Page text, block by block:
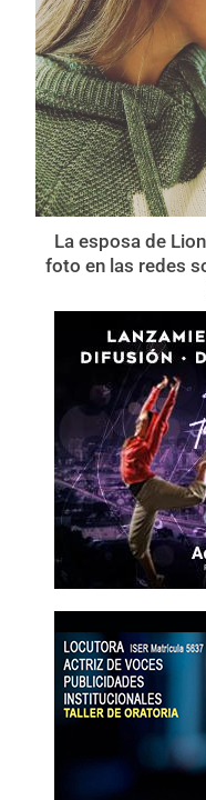
La esposa de
foto en las redes